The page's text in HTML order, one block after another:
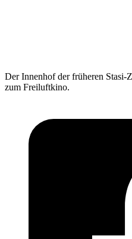
Der Innenhof der früheren
zum Freiluftkino.